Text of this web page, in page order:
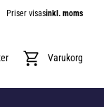
Priser visasinkl. moms
Kundvagn